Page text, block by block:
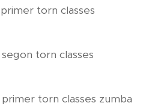
torn classes
torn classes
torn classes zumba